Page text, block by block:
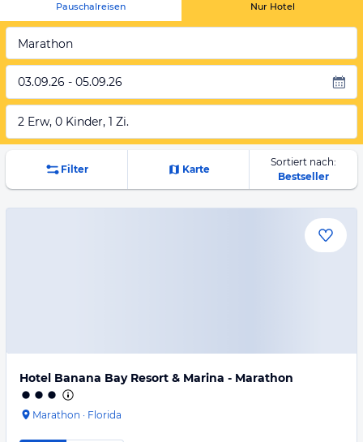
Pauschalreisen Nur Hotel
Marathon
03.09.26 - 05.09.26
2 Erw, 0 Kinder, 1 Zi.
Filter Karte
Sortiert nach:
Bestseller
Hotel Banana Bay Resort & Marina - Marathon
Marathon · Florida